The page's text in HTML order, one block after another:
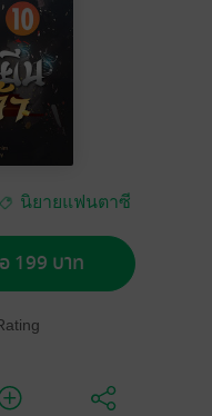
นิยายแฟนตาซี
199 บาท